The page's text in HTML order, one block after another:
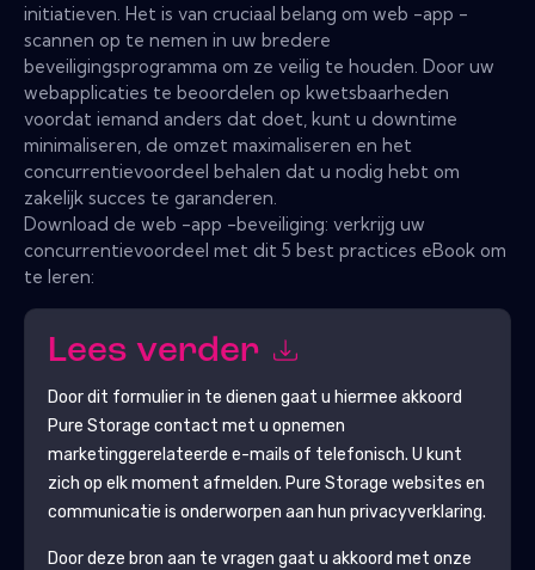
initiatieven. Het is van cruciaal belang om web -app -
scannen op te nemen in uw bredere
beveiligingsprogramma om ze veilig te houden. Door uw
webapplicaties te beoordelen op kwetsbaarheden
voordat iemand anders dat doet, kunt u downtime
minimaliseren, de omzet maximaliseren en het
concurrentievoordeel behalen dat u nodig hebt om
zakelijk succes te garanderen.
Download de web -app -beveiliging: verkrijg uw
concurrentievoordeel met dit 5 best practices eBook om
te leren:
Lees verder
Door dit formulier in te dienen gaat u hiermee akkoord
Pure Storage contact met u opnemen
marketinggerelateerde e-mails of telefonisch. U kunt
zich op elk moment afmelden. Pure Storage websites en
communicatie is onderworpen aan hun privacyverklaring.
Door deze bron aan te vragen gaat u akkoord met onze